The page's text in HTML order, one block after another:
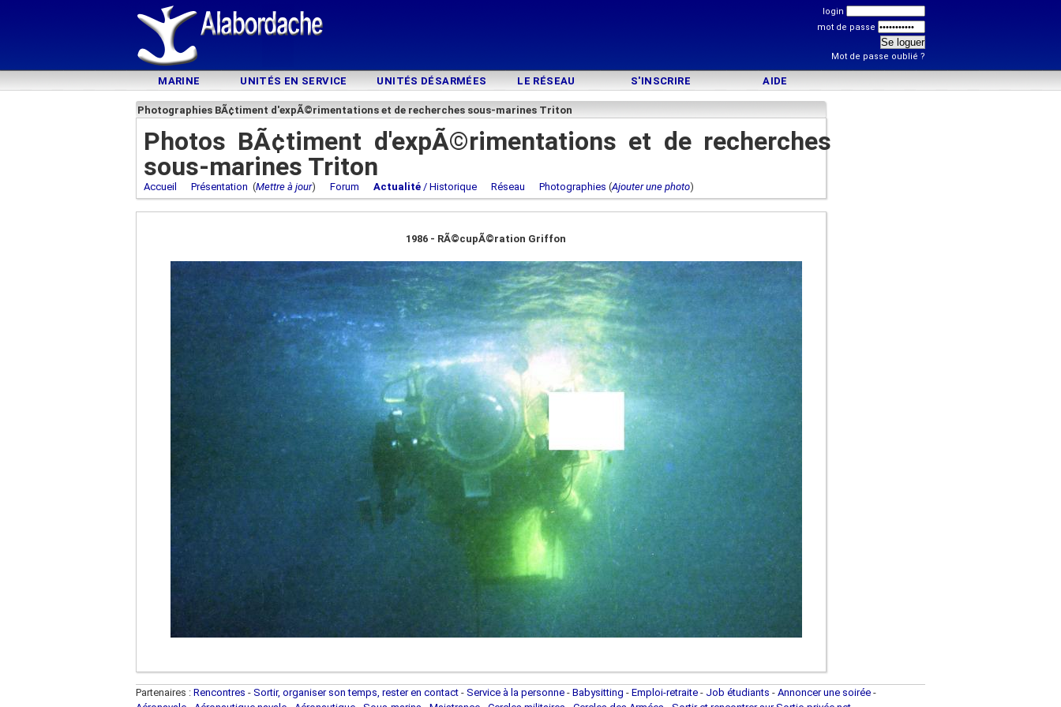
login
mot de passe
Mot de passe oublié ?
MARINE UNITÉS EN SERVICE UNITÉS DÉSARMÉES LE RÉSEAU S'INSCRIRE AIDE
Photographies BÃ¢timent d'expÃ©rimentations et de recherches sous-marines Triton
Photos BÃ¢timent d'expÃ©rimentations et de recherches
sous-marines Triton
Accueil Présentation (Mettre à jour) Forum Actualité / Historique Réseau Photographies (Ajouter une photo)
1986 - RÃ©cupÃ©ration Griffon
Partenaires : Rencontres - Sortir, organiser son temps, rester en contact - Service à la personne - Babysitting - Emploi-retraite - Job étudiants - Annoncer une soirée -